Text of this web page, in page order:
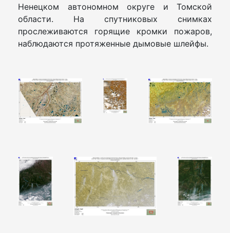
Ненецком автономном округе и Томской
области. На спутниковых снимках
прослеживаются горящие кромки пожаров,
наблюдаются протяженные дымовые шлейфы.